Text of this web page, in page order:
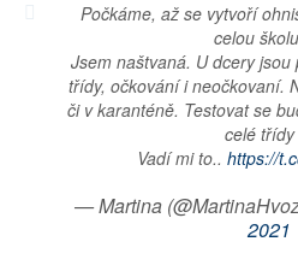
Počkáme, až se vytvoří
celou školu
Jsem naštvaná. U dcery
třídy, očkování i neočkovaní.
či v karanténě. Testovat se
celé třídy
Vadí mi to.. https://
— Martina
2021